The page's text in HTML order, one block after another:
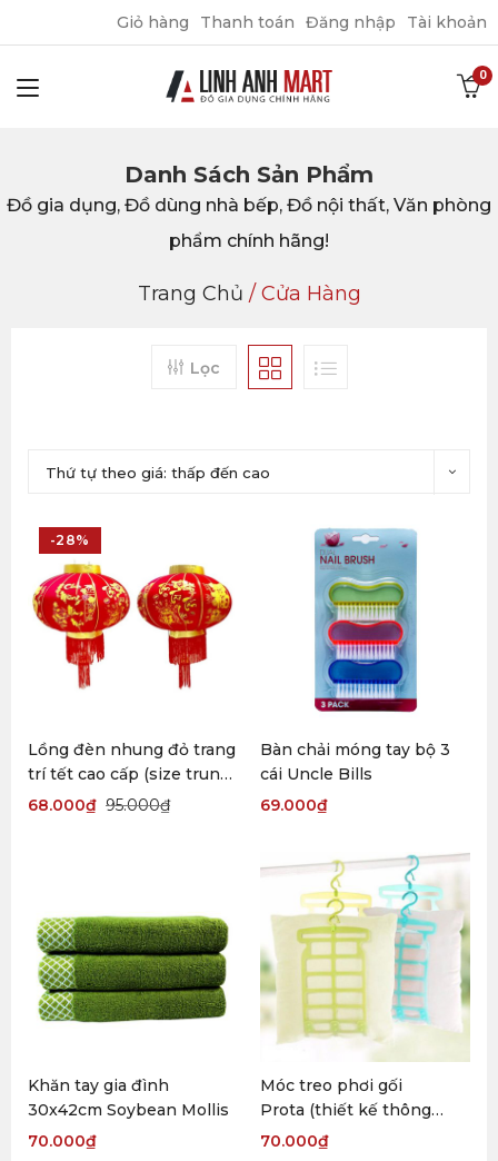
Giỏ hàng Thanh toán Đăng nhập Tài khoản
Danh Sách Sản Phẩm
Đồ gia dụng, Đồ dùng nhà bếp, Đồ nội thất, Văn phòng
phẩm chính hãng!
Trang Chủ / Cửa Hàng
Lọc
Thứ tự theo giá: thấp đến cao
-28%
Lồng đèn nhung đỏ trang
trí tết cao cấp (size trung
60cm)
95.000₫
68.000₫
Bàn chải móng tay bộ 3
cái Uncle Bills
69.000₫
Khăn tay gia đình
30x42cm Soybean Mollis
70.000₫
Móc treo phơi gối
Prota (thiết kế thông
minh)
70.000₫